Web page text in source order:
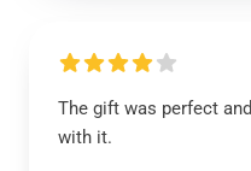
The gift was perfect
with it.